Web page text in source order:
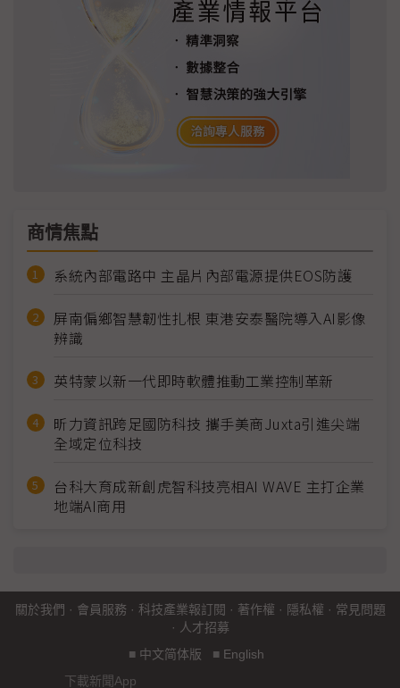
商情焦點
系統內部電路中 主晶片內部電源提供EOS防護
屏南偏鄉智慧韌性扎根 東港安泰醫院導入AI影像
辨識
英特蒙以新一代即時軟體推動工業控制革新
昕力資訊跨足國防科技 攜手美商Juxta引進尖端
全域定位科技
台科大育成新創虎智科技亮相AI WAVE 主打企業
地端AI商用
關於我們 · 會員服務 · 科技產業報訂閱 · 著作權 · 隱私權 · 常見問題
· 人才招募
■ 中文简体版 ■ English
下載新聞App